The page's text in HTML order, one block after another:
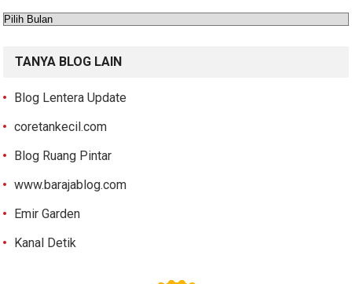
Arsip
TANYA BLOG LAIN
Blog Lentera Update
coretankecil.com
Blog Ruang Pintar
www.barajablog.com
Emir Garden
Kanal Detik